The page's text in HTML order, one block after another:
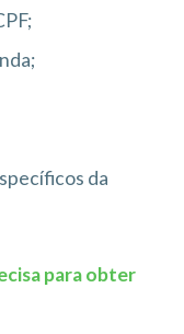
da
para obter